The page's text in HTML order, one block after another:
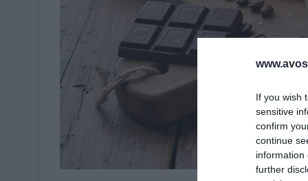
If you wish
sensitive
confirm
continue
information
further